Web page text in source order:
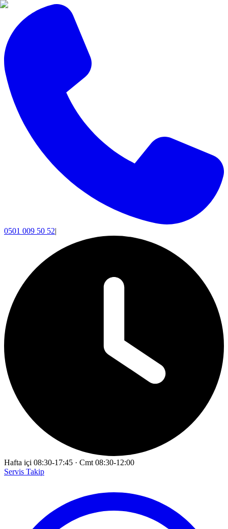
0501 009 50 52|
Hafta içi 08:30-17:45 · Cmt 08:30-12:00
Servis Takip